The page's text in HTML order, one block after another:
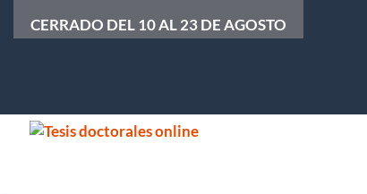
CERRADO DEL 10 AL 23 DE AGOSTO